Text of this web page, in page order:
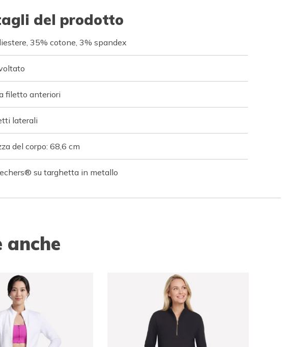
del prodotto
35% cotone, 3% spandex
filetto anteriori
laterali
del corpo: 68,6 cm
su targhetta in metallo
anche